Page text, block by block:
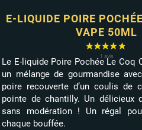
E-LIQUIDE POIRE
VAPE 50ML
Le E-liquide Poire Pochée Le Coq
un mélange de gourmandise
poire recouverte d’un coulis de
pointe de chantilly. Un délicieux
sans modération ! Un régal
chaque bouffée.